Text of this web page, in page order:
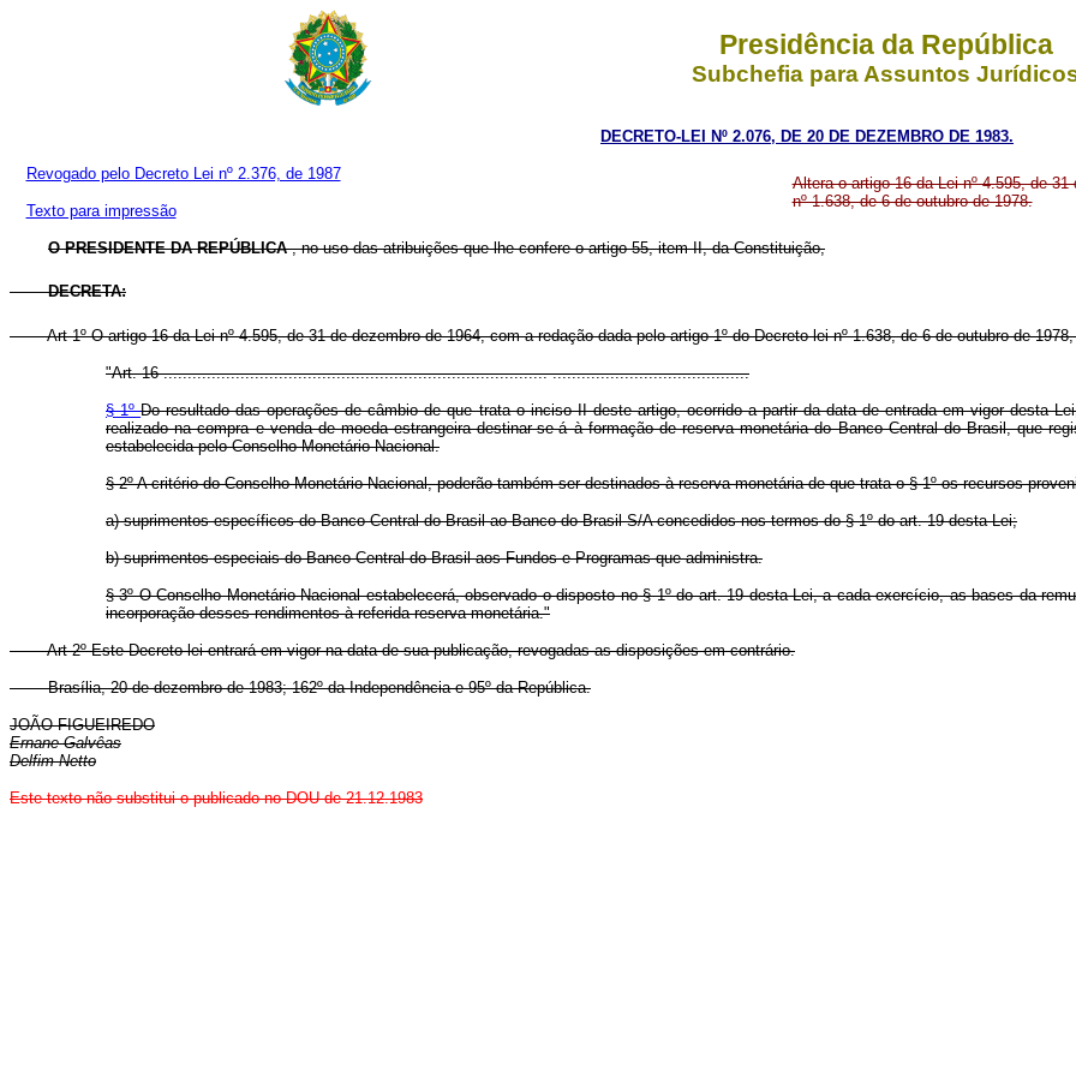
Presidência da República
Subchefia para Assuntos
DECRETO-LEI Nº 2.076, DE 20 DE DEZEMBRO DE 1983.
Revogado pelo Decreto Lei nº 2.376, de 1987
Texto para impressão
Altera o artigo 16 da Lei nº 4.595, de
nº 1.638, de 6 de outubro de 1978.
O PRESIDENTE DA REPÚBLICA, no uso das atribuições que lhe confere o artigo 55, item II, da Constituição,
DECRETA:
Art 1º O artigo 16 da Lei nº 4.595, de 31 de dezembro de 1964, com a redação dada pelo artigo 1º do Decreto-lei nº 1.638, de 6 de outubro de
"Art. 16 ................................................................................ .........................................
§ 1ºDo resultado das operações de câmbio de que trata o inciso II deste artigo, ocorrido a partir da data de entrada em vigor desta
realizado na compra e venda de moeda estrangeira destinar-se-á à formação de reserva monetária do Banco Central do Brasil, que
estabelecida pelo Conselho Monetário Nacional.
§ 2º A critério do Conselho Monetário Nacional, poderão também ser destinados à reserva monetária de que trata o § 1º os recursos
a) suprimentos específicos do Banco Central do Brasil ao Banco do Brasil S/A concedidos nos termos do § 1º do art. 19 desta Lei;
b) suprimentos especiais do Banco Central do Brasil aos Fundos e Programas que administra.
§ 3º O Conselho Monetário Nacional estabelecerá, observado o disposto no § 1º do art. 19 desta Lei, a cada exercício, as bases da
incorporação desses rendimentos à referida reserva monetária."
Art 2º Este Decreto-lei entrará em vigor na data de sua publicação, revogadas as disposições em contrário.
Brasília, 20 de dezembro de 1983; 162º da Independência e 95º da República.
JOÃO FIGUEIREDO
Ernane Galvêas
Delfim Netto
Este texto não substitui o publicado no DOU de 21.12.1983